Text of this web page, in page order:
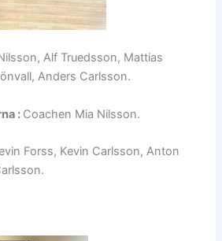
Alf Truedsson, Mattias
Anders Carlsson.
: Coachen Mia Nilsson.
Forss, Kevin Carlsson, Anton